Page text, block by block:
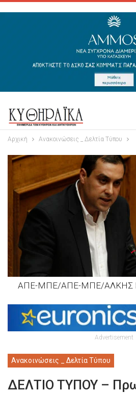
Αρχική Ανακοινώσεις _ Δελτία Τύπου
ΑΠΕ-ΜΠΕ/ΑΠΕ-ΜΠΕ/ΑΛΚΗΣ
Advertisement
Ανακοινώσεις _ Δελτία Τύπου
ΔΕΛΤΙΟ ΤΥΠΟΥ –